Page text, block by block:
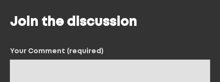
Join the discussion
Your Comment (required)